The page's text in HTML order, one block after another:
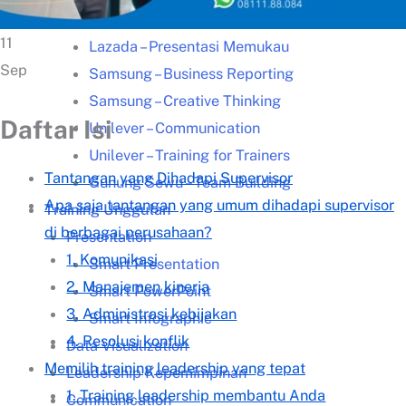
Kisah Sukses
Lazada – Presentasi Memukau
Samsung – Business Reporting
Samsung – Creative Thinking
Unilever – Communication
Unilever – Training for Trainers
Gunung Sewu – Team Building
Training Unggulan
Presentation
Smart Presentation
Smart PowerPoint
Smart Infographic
Data Visualization
Leadership Kepemimpinan
Communication
11
Sep
Daftar Isi
Tantangan yang Dihadapi Supervisor
Apa saja tantangan yang umum dihadapi supervisor
di berbagai perusahaan?
1. Komunikasi
2. Manajemen kinerja
3. Administrasi kebijakan
4. Resolusi konflik
Memilih training leadership yang tepat
1. Training leadership membantu Anda